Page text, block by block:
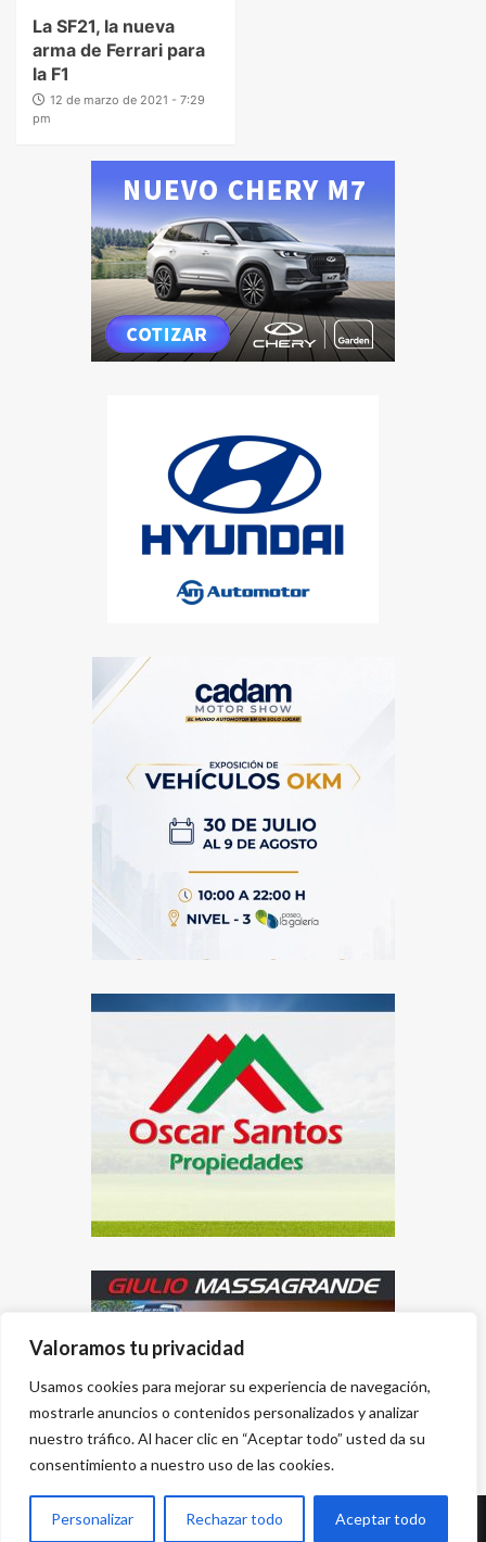
Valoramos tu privacidad
Usamos cookies para mejorar su experiencia de navegación,
mostrarle anuncios o contenidos personalizados y analizar
nuestro tráfico. Al hacer clic en “Aceptar todo” usted da su
consentimiento a nuestro uso de las cookies.
Personalizar Rechazar todo Aceptar todo
La SF21, la nueva
arma de Ferrari para
la F1
12 de marzo de 2021 - 7:29
pm
Desarrollado por